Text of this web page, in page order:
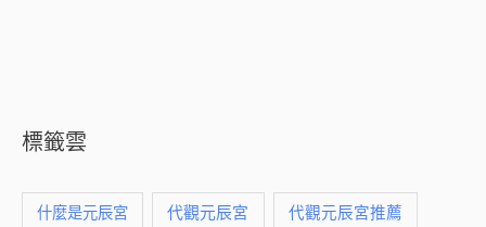
標籤雲
什麼是元辰宮 代觀元辰宮 代觀元辰宮推薦